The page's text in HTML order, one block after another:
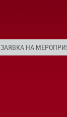
ЗАЯВКА НА